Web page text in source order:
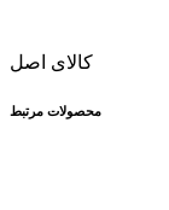
کالای اصل
محصولات مرتبط